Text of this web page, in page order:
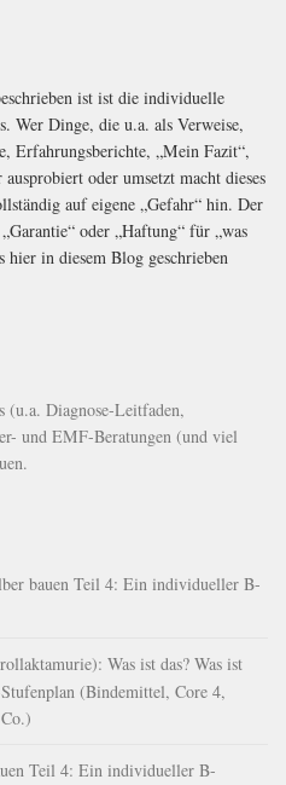
ist ist die individuelle
Wer Dinge, die u.a. als Verweise,
Erfahrungsberichte, „Mein Fazit“,
oder umsetzt macht dieses
auf eigene „Gefahr“ hin. Der
oder „Haftung“ für „was
hier in diesem Blog geschrieben
(u.a. Diagnose-Leitfaden,
und EMF-Beratungen (und viel
bauen Teil 4: Ein individueller B-
Was ist das? Was ist
(Bindemittel, Core 4,
Teil 4: Ein individueller B-